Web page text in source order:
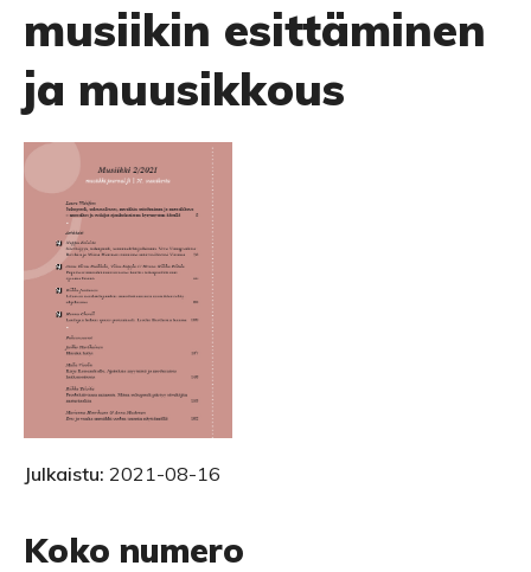
musiikin esittäminen
ja muusikkous
Julkaistu: 2021-08-16
Koko numero